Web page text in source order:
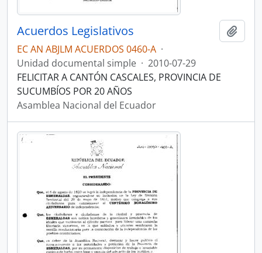
Acuerdos Legislativos
EC AN ABJLM ACUERDOS 0460-A ·
Unidad documental simple · 2010-07-29
FELICITAR A CANTÓN CASCALES, PROVINCIA DE
SUCUMBÍOS POR 20 AÑOS
Asamblea Nacional del Ecuador